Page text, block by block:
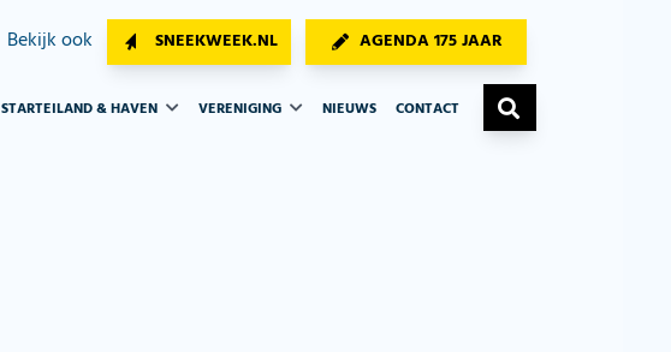
Bekijk ook SNEEKWEEK.NL AGENDA 175 JAAR
STARTEILAND & HAVEN VERENIGING NIEUWS CONTACT